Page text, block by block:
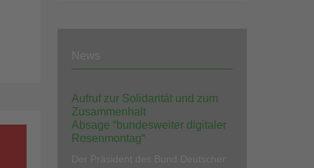
Aufruf zur Solidarität und zum
Zusammenhalt
Absage “bundesweiter digitaler
Rosenmontag“